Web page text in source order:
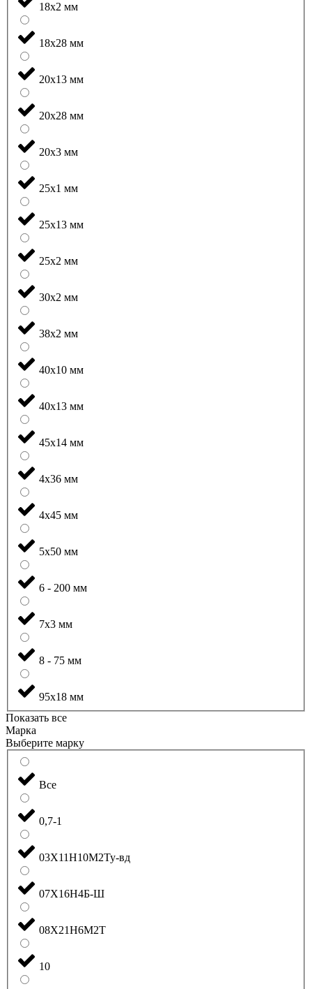
18x2 мм
18x28 мм
20x13 мм
20x28 мм
20x3 мм
25x1 мм
25x13 мм
25x2 мм
30x2 мм
38x2 мм
40x10 мм
40x13 мм
45x14 мм
4x36 мм
4x45 мм
5x50 мм
6 - 200 мм
7x3 мм
8 - 75 мм
95x18 мм
Показать все
Марка
Выберите марку
Все
0,7-1
03Х11Н10М2Ту-вд
07Х16Н4Б-Ш
08Х21Н6М2Т
10